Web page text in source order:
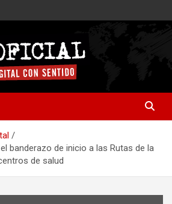
banderazo de inicio a las Rutas de la
de salud